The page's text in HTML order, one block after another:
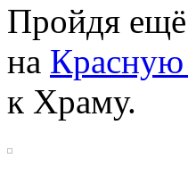
Пройдя
на
к Храму.